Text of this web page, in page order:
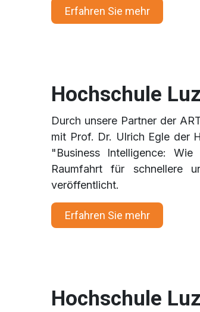
Erfahren Sie mehr
Hochschule
Durch unsere Partner der
mit Prof. Dr. Ulrich Egle der
"Business Intelligence:
Raumfahrt für schnellere
veröffentlicht.
Erfahren Sie mehr
Hochschule